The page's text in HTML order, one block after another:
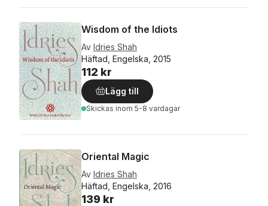
Wisdom of the Idiots
Av Idries Shah
Häftad, Engelska, 2015
112 kr
Lägg till
Skickas inom 5-8 vardagar
Oriental Magic
Av Idries Shah
Häftad, Engelska, 2016
139 kr